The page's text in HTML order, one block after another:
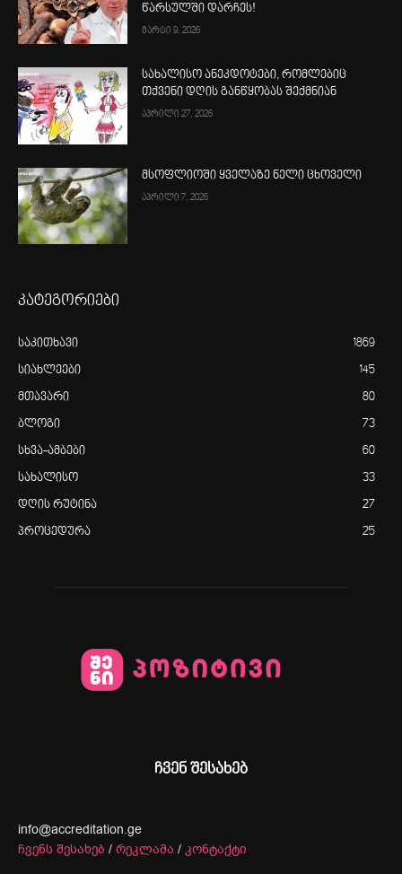
წარსულში დარჩეს!
მარტი 9, 2026
სახალისო ანეკდოტები, რომლებიც
თქვენი დღის განწყობას შექმნიან
აპრილი 27, 2026
მსოფლიოში ყველაზე ნელი ცხოველი
აპრილი 7, 2026
კატეგორიები
საკითხავი 1869
სიახლეები 145
მთავარი 80
ბლოგი 73
სხვა-ამბები 60
სახალისო 33
დღის რუტინა 27
პროცედურა 25
ჩვენ შესახებ
info@accreditation.ge
ჩვენს შესახებ / რეკლამა / კონტაქტი